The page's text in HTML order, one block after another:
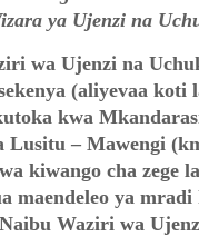
ya Ujenzi na
wa Ujenzi na
(aliyevaa koti
kwa
Lusitu – Mawengi
kiwango cha zege
maendeleo ya
Naibu Waziri wa